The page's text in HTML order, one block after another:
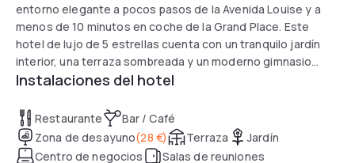
entorno elegante a pocos pasos de la Avenida Louise y a
menos de 10 minutos en coche de la Grand Place. Este
hotel de lujo de 5 estrellas cuenta con un tranquilo jardín
interior, una terraza sombreada y un moderno gimnasio
ubicado en la última planta. Las habitaciones, insonorizadas
pantalla plana, minibar, albornoz y zapatillas. El restaurante
La Maison du Châtelain ofrece cocina francesa de alta
calidad, mientras que el bar brinda un ambiente más
Instalaciones del hotel
Restaurante
Bar / Café
Zona de desayuno(28 €) Terraza
Jardín
Centro de negocios
Salas de reuniones